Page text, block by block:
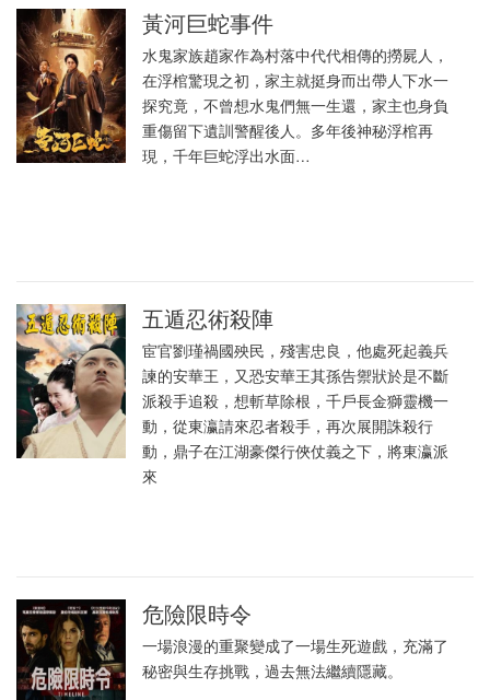
黃河巨蛇事件
水鬼家族趙家作為村落中代代相傳的撈屍人，
在浮棺驚現之初，家主就挺身而出帶人下水一
探究竟，不曾想水鬼們無一生還，家主也身負
重傷留下遺訓警醒後人。多年後神秘浮棺再
現，千年巨蛇浮出水面…
五遁忍術殺陣
宦官劉瑾禍國殃民，殘害忠良，他處死起義兵
諫的安華王，又恐安華王其孫告禦狀於是不斷
派殺手追殺，想斬草除根，千戶長金獅靈機一
動，從東瀛請來忍者殺手，再次展開誅殺行
動，鼎子在江湖豪傑行俠仗義之下，將東瀛派
來
危險限時令
一場浪漫的重聚變成了一場生死遊戲，充滿了
秘密與生存挑戰，過去無法繼續隱藏。